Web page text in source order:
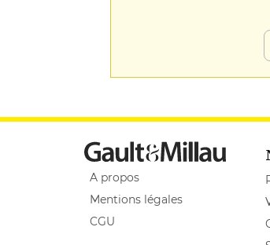
A propos
Mentions légales
CGU